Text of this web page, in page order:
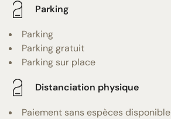
Parking
Parking
Parking gratuit
Parking sur place
Distanciation physique
Paiement sans espèces disponible